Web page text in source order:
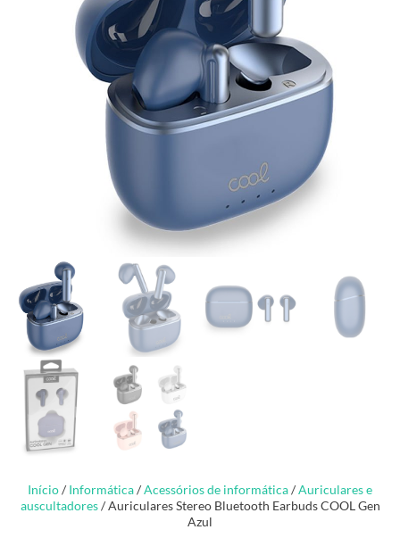
Início/ Informática/Acessórios de informática/Auriculares e
auscultadores/ Auriculares Stereo Bluetooth Earbuds COOL Gen
Azul